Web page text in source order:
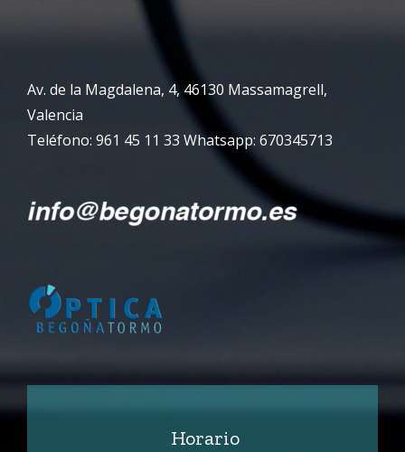
Av. de la Magdalena, 4, 46130 Massamagrell,
Valencia
Teléfono: 961 45 11 33 Whatsapp: 670345713
Horario